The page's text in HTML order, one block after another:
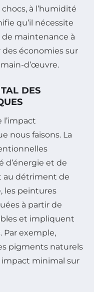
à l’humidité
qu’il nécessite
maintenance à
économies sur
d’œuvre.
DES
nous faisons. La
d’énergie et de
au détriment de
les peintures
à partir de
et impliquent
Par exemple,
pigments naturels
minimal sur